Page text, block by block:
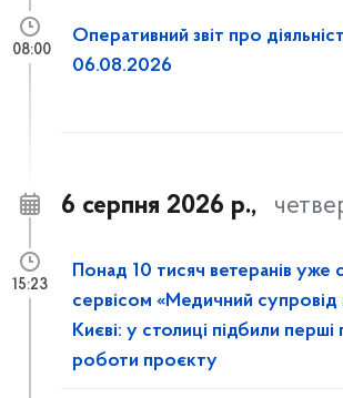
Оперативний звіт про
06.08.2026
08:00
6 серпня 2026 р.,
Понад 10 тисяч ветеранів уже
сервісом «Медичний супровід
Києві: у столиці підбили перші
роботи проєкту
15:23